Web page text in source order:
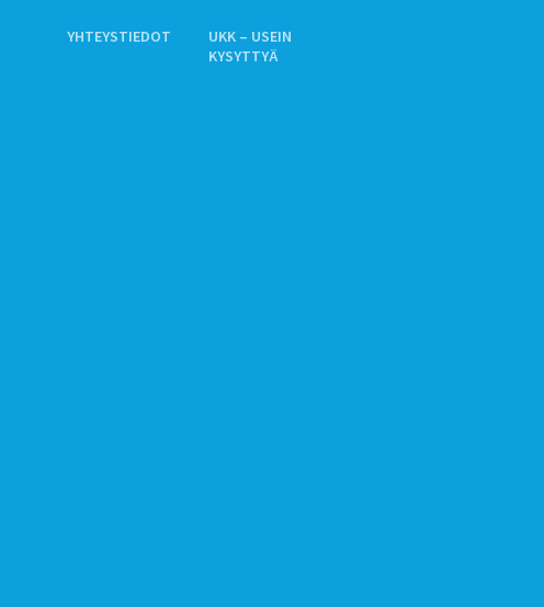
YHTEYSTIEDOT
UKK – USEIN
KYSYTTYÄ